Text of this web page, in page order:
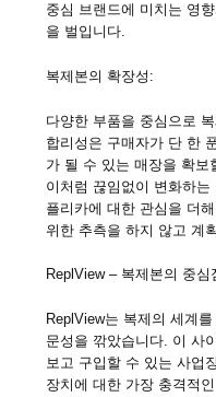
중심 브랜드에 미치는 영
을 벌입니다.
복제본의 확장성:
다양한 부품을 중심으로
합리성은 구매자가 단 한
가 될 수 있는 매장을 확보
이처럼 끊임없이 변화하
플리카에 대한 관심을 더
위한 추측을 하지 않고 계
ReplView – 복제본의 중심
ReplView는 복제의 세계
문성을 깎았습니다. 이 사
보고 구입할 수 있는 사업
장치에 대한 가장 충격적